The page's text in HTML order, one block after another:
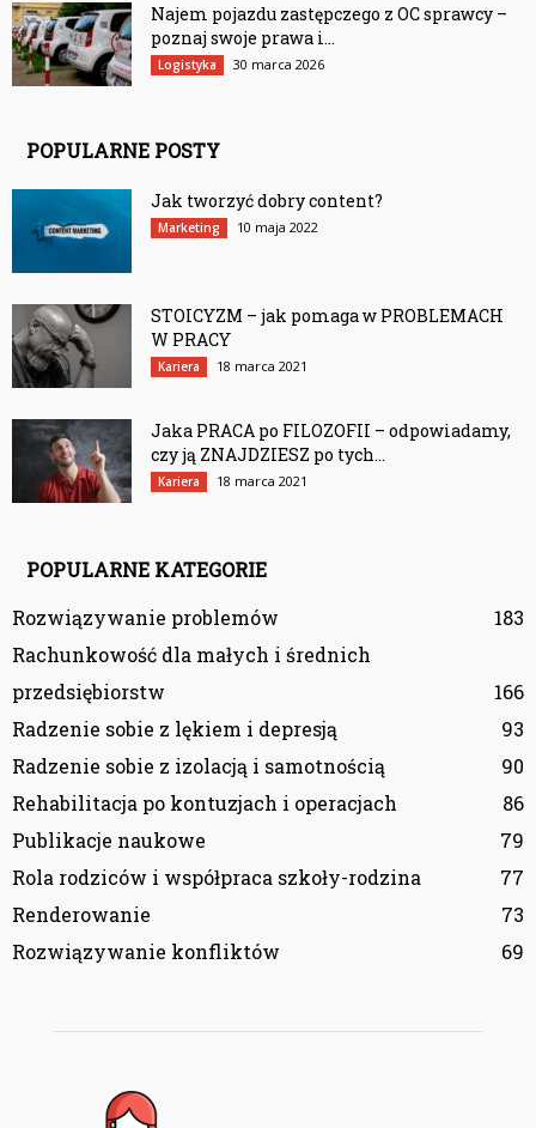
Najem pojazdu zastępczego z OC sprawcy –
poznaj swoje prawa i...
Logistyka 30 marca 2026
POPULARNE POSTY
Jak tworzyć dobry content?
Marketing 10 maja 2022
STOICYZM – jak pomaga w PROBLEMACH
W PRACY
Kariera 18 marca 2021
Jaka PRACA po FILOZOFII – odpowiadamy,
czy ją ZNAJDZIESZ po tych...
Kariera 18 marca 2021
POPULARNE KATEGORIE
Rozwiązywanie problemów
183
Rachunkowość dla małych i średnich
przedsiębiorstw
166
Radzenie sobie z lękiem i depresją
93
Radzenie sobie z izolacją i samotnością
90
Rehabilitacja po kontuzjach i operacjach
86
Publikacje naukowe
79
Rola rodziców i współpraca szkoły-rodzina
77
Renderowanie
73
Rozwiązywanie konfliktów
69